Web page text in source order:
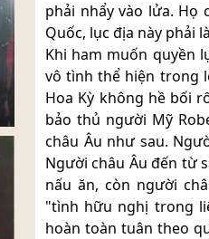
phải nhẩy vào lửa. Họ
Quốc, lục địa này phải
Khi ham muốn quyền
vô tình thể hiện trong
Hoa Kỳ không hề bối
bảo thủ người Mỹ
châu Âu như sau.
Người châu Âu đến từ
nấu ăn, còn người
"tình hữu nghị trong
hoàn toàn tuân theo